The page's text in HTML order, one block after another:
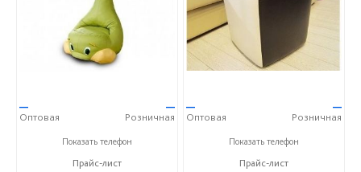
—
Оптовая
—
Розничная
+7 (968) 793-83-07
Показать телефон
Прайс-лист
—
Оптовая
—
Розничная
+7 (968) 793-83-07
Показать телефон
Прайс-лист